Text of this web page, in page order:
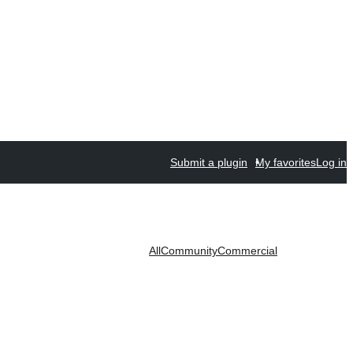
Submit a plugin My favoritesLog in
AllCommunityCommercial